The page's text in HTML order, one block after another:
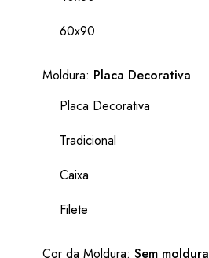
60x90
Moldura: Placa Decorativa
Placa Decorativa
Tradicional
Caixa
Filete
Cor da Moldura: Sem moldura